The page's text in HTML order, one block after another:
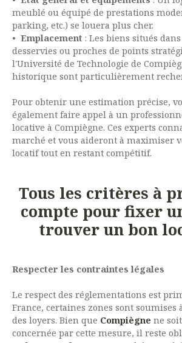
meublé ou équipé de prestations
parking, etc.) se louera plus cher.
Emplacement : Les biens situés
desservies ou proches de points
l'Université de Technologie de
historique sont particulièrement
Pour obtenir une estimation précise,
également faire appel à un
locative à Compiègne. Ces experts
marché et vous aideront à maximiser
locatif tout en restant compétitif.
Tous les critères à
compte pour fixer
trouver un bon
Respecter les contraintes légales
Le respect des réglementations est
France, certaines zones sont
des loyers. Bien que Compiègne ne
concernée par cette mesure, il reste